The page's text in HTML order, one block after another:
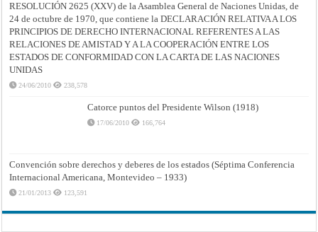
RESOLUCIÓN 2625 (XXV) de la Asamblea General de Naciones Unidas, de
24 de octubre de 1970, que contiene la DECLARACIÓN RELATIVA A LOS
PRINCIPIOS DE DERECHO INTERNACIONAL REFERENTES A LAS
RELACIONES DE AMISTAD Y A LA COOPERACIÓN ENTRE LOS
ESTADOS DE CONFORMIDAD CON LA CARTA DE LAS NACIONES
UNIDAS
24/06/2010 238,578
Catorce puntos del Presidente Wilson (1918)
17/06/2010 166,764
Convención sobre derechos y deberes de los estados (Séptima Conferencia
Internacional Americana, Montevideo – 1933)
21/01/2013 123,591